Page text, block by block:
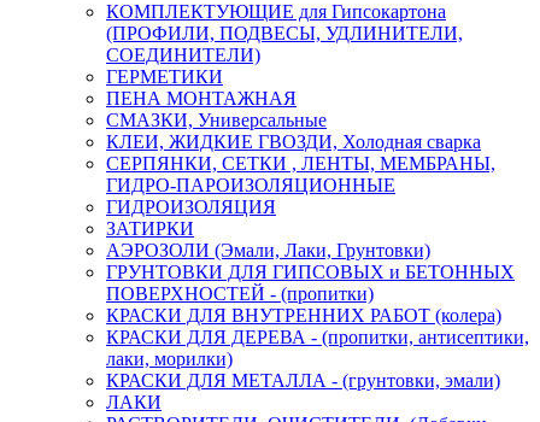
КОМПЛЕКТУЮЩИЕ для Гипсокартона
(ПРОФИЛИ, ПОДВЕСЫ, УДЛИНИТЕЛИ,
СОЕДИНИТЕЛИ)
ГЕРМЕТИКИ
ПЕНА МОНТАЖНАЯ
СМАЗКИ, Универсальные
КЛЕИ, ЖИДКИЕ ГВОЗДИ, Холодная сварка
СЕРПЯНКИ, СЕТКИ , ЛЕНТЫ, МЕМБРАНЫ,
ГИДРО-ПАРОИЗОЛЯЦИОННЫЕ
ГИДРОИЗОЛЯЦИЯ
ЗАТИРКИ
АЭРОЗОЛИ (Эмали, Лаки, Грунтовки)
ГРУНТОВКИ ДЛЯ ГИПСОВЫХ и БЕТОННЫХ
ПОВЕРХНОСТЕЙ - (пропитки)
КРАСКИ ДЛЯ ВНУТРЕННИХ РАБОТ (колера)
КРАСКИ ДЛЯ ДЕРЕВА - (пропитки, антисептики,
лаки, морилки)
КРАСКИ ДЛЯ МЕТАЛЛА - (грунтовки, эмали)
ЛАКИ